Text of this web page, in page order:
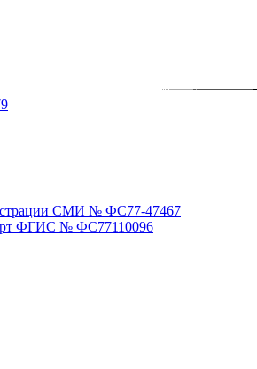
СМИ № ФС77-47467
ФГИС № ФС77110096